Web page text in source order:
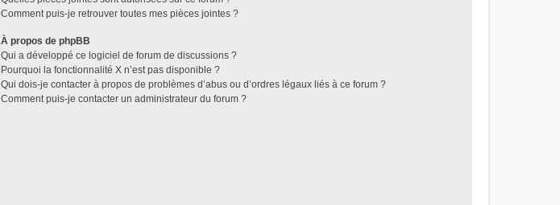
Comment puis-je retrouver toutes mes pièces jointes ?
À propos de phpBB
Qui a développé ce logiciel de forum de discussions ?
Pourquoi la fonctionnalité X n’est pas disponible ?
Qui dois-je contacter à propos de problèmes d’abus ou d’ordres légaux liés à ce forum ?
Comment puis-je contacter un administrateur du forum ?